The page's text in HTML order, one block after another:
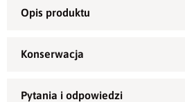
200g/m 2.
Tkanina z której został uszyty bieżnik